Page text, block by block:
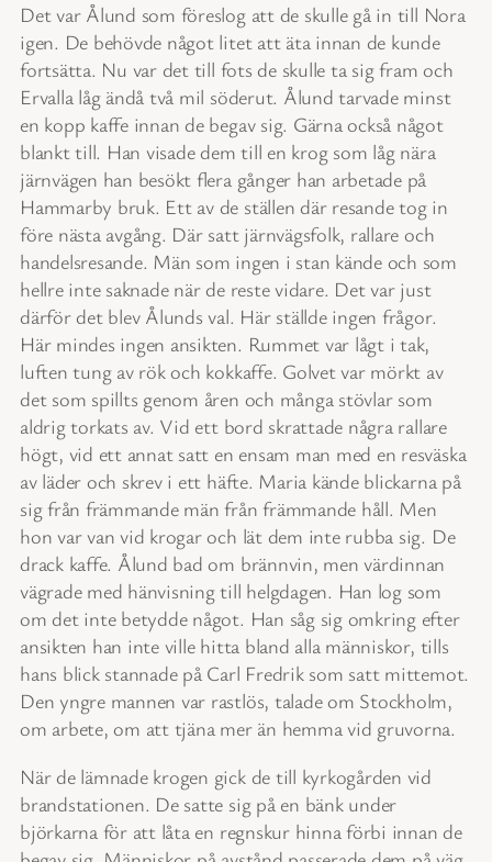
Det var Ålund som föreslog att de skulle gå in till Nora
igen. De behövde något litet att äta innan de kunde
fortsätta. Nu var det till fots de skulle ta sig fram och
Ervalla låg ändå två mil söderut. Ålund tarvade minst
en kopp kaffe innan de begav sig. Gärna också något
blankt till. Han visade dem till en krog som låg nära
järnvägen han besökt flera gånger han arbetade på
Hammarby bruk. Ett av de ställen där resande tog in
före nästa avgång. Där satt järnvägsfolk, rallare och
handelsresande. Män som ingen i stan kände och som
hellre inte saknade när de reste vidare. Det var just
därför det blev Ålunds val. Här ställde ingen frågor.
Här mindes ingen ansikten. Rummet var lågt i tak,
luften tung av rök och kokkaffe. Golvet var mörkt av
det som spillts genom åren och många stövlar som
aldrig torkats av. Vid ett bord skrattade några rallare
högt, vid ett annat satt en ensam man med en resväska
av läder och skrev i ett häfte. Maria kände blickarna på
sig från främmande män från främmande håll. Men
hon var van vid krogar och lät dem inte rubba sig. De
drack kaffe. Ålund bad om brännvin, men värdinnan
vägrade med hänvisning till helgdagen. Han log som
om det inte betydde något. Han såg sig omkring efter
ansikten han inte ville hitta bland alla människor, tills
hans blick stannade på Carl Fredrik som satt mittemot.
Den yngre mannen var rastlös, talade om Stockholm,
om arbete, om att tjäna mer än hemma vid gruvorna.
När de lämnade krogen gick de till kyrkogården vid
brandstationen. De satte sig på en bänk under
björkarna för att låta en regnskur hinna förbi innan de